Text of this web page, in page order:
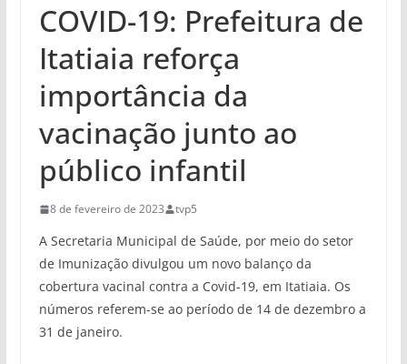
COVID-19: Prefeitura de
Itatiaia reforça
importância da
vacinação junto ao
público infantil
8 de fevereiro de 2023 tvp5
A Secretaria Municipal de Saúde, por meio do setor
de Imunização divulgou um novo balanço da
cobertura vacinal contra a Covid-19, em Itatiaia. Os
números referem-se ao período de 14 de dezembro a
31 de janeiro.